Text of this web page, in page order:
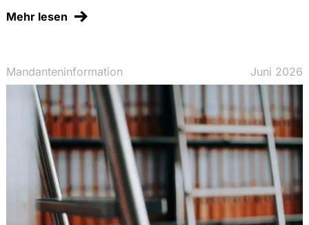
Mehr lesen
Mandanteninformation Juni 2026